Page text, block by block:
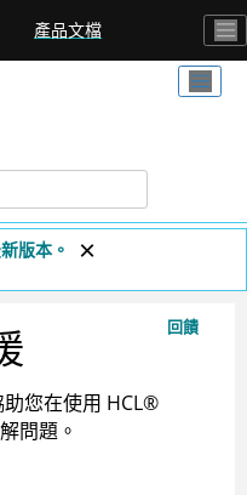
產品文檔
版本。
回饋
您在使用 HCL®
問題。